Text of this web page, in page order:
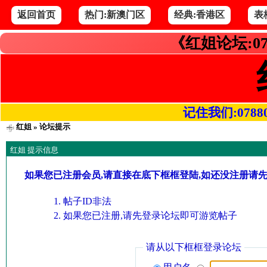
返回首页 热门:新澳门区 经典:香港区 表
《红姐论坛
记住我们
红姐» 论坛提示
红姐 提示信息
如果您已注册会员,请直接在底下框框登陆,如还没注册请
帖子ID非法
如果您已注册,请先登录论坛即可游览帖子
请从以下框框登录论坛